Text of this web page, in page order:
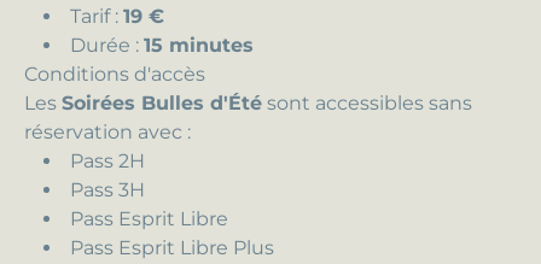
Tarif : 19 €
Durée : 15 minutes
Conditions d'accès
Les Soirées Bulles d'Été sont accessibles sans
réservation avec :
Pass 2H
Pass 3H
Pass Esprit Libre
Pass Esprit Libre Plus